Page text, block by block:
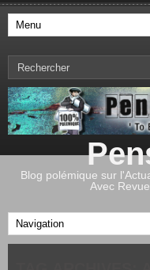
Blog polémique sur
Avec